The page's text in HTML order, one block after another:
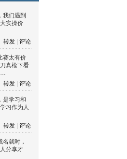
我们遇到
实操价
转发
评论
赛太有价
真枪下看
…
转发
评论
是学习和
习作为人
转发
评论
就时，
分享才